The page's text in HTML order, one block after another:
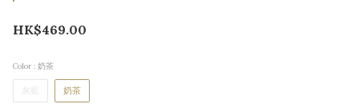
HK$469.00
Color : 奶茶
灰藍 奶茶